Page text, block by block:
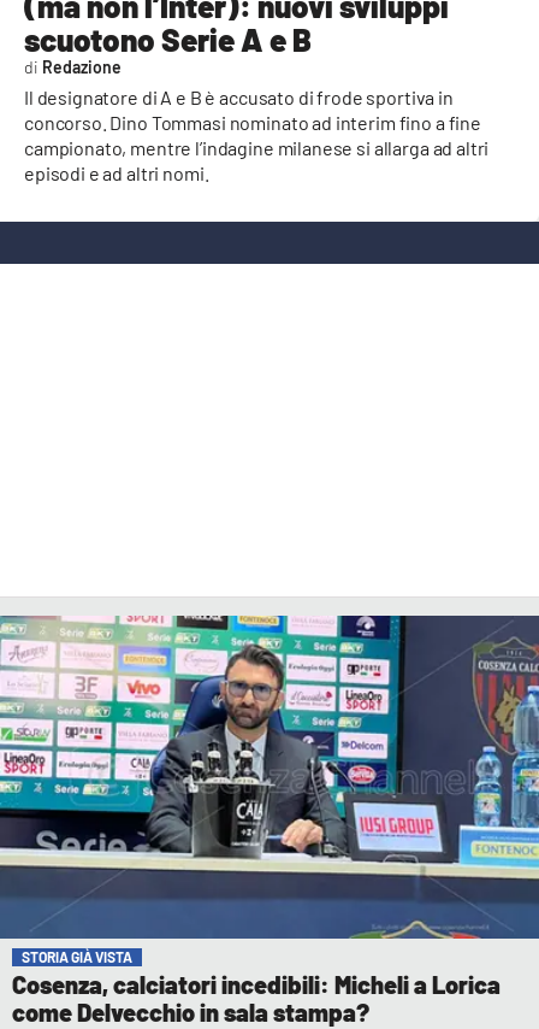
LaC
Network
LACPLAY.IT
LACTV.IT
LACONAIR.IT
scuotono Serie A e B
Il designatore di A e B è accusato di frode sportiva in
concorso. Dino Tommasi nominato ad interim fino a fine
campionato, mentre l’indagine milanese si allarga ad altri
episodi e ad altri nomi.
Redazione
STORIA GIÀ VISTA
Cosenza, calciatori incedibili: Micheli a Lorica
come Delvecchio in sala stampa?